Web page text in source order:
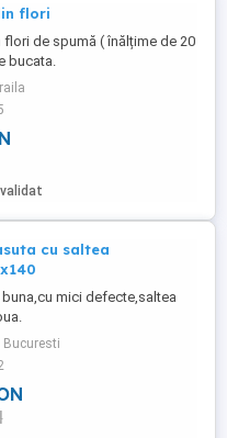
flori
flori de spumă ( înălțime de 20
bucata.
cu saltea
buna,cu mici defecte,saltea
Bucuresti